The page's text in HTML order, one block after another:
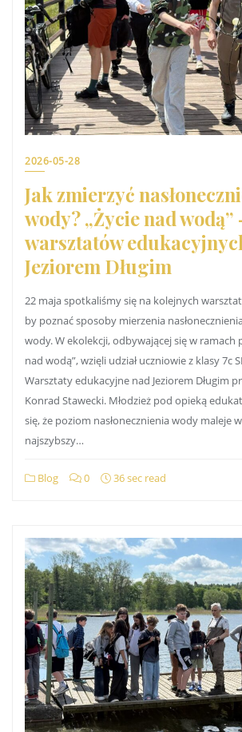
2026-05-28
Jak zmierzyć
wody? „Życie nad
warsztatów
Jeziorem Długim
22 maja spotkaliśmy się na kolejnych
by poznać sposoby mierzenia
wody. W ekolekcji, odbywającej się w ramach
nad wodą”, wzięli udział uczniowie z klasy 7c
Warsztaty edukacyjne nad Jeziorem Długim
Konrad Stawecki. Młodzież pod opieką
się, że poziom nasłonecznienia wody maleje
najszybszy…
Blog 0 36 sec read